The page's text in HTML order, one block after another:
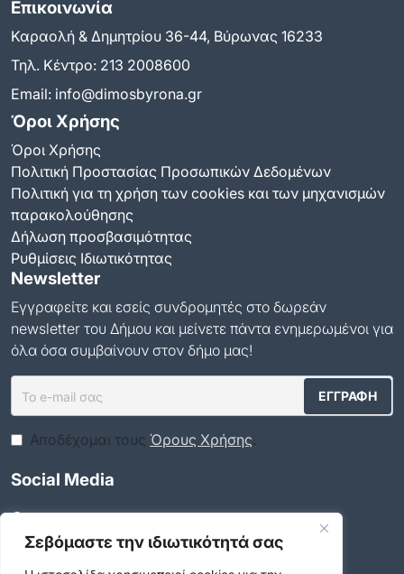
Σεβόμαστε την ιδιωτικότητά σας
Επικοινωνία
Καραολή & Δημητρίου 36-44, Βύρωνας 16233
Τηλ. Κέντρο: 213 2008600
Email: info@dimosbyrona.gr
Όροι Χρήσης
Όροι Χρήσης
Πολιτική Προστασίας Προσωπικών Δεδομένων
Πολιτική για τη χρήση των cookies και των μηχανισμών
παρακολούθησης
Δήλωση προσβασιμότητας
Ρυθμίσεις Ιδιωτικότητας
Newsletter
Εγγραφείτε και εσείς συνδρομητές στο δωρεάν
newsletter του Δήμου και μείνετε πάντα ενημερωμένοι για
όλα όσα συμβαίνουν στον δήμο μας!
Αποδέχομαι τους Όρους Χρήσης.
Social Media
Αρχείο